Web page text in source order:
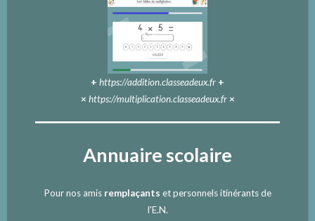
+ https://addition.classeadeux.fr +
× https://multiplication.classeadeux.fr×
Annuaire scolaire
Pour nos amis remplaçants et personnels itinérants de
l'E.N.